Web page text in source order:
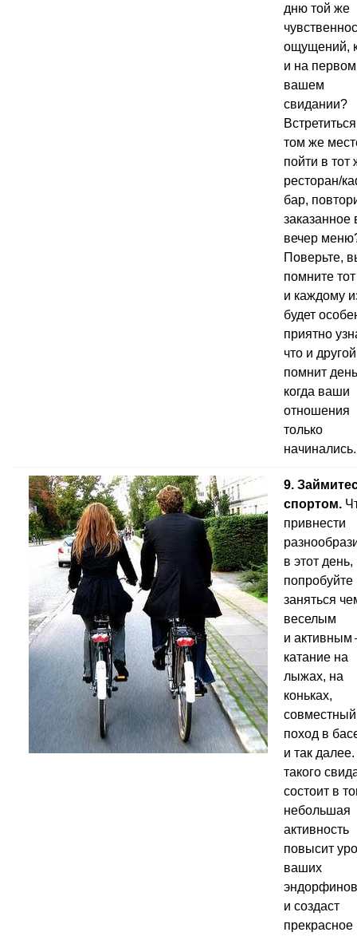
дню той же
ощущений,
и на первом
вашем
свидании?
том же
пойти в тот
ресторан/​
бар,
заказанное
вечер
Поверьте,
помните
и каждому
будет
приятно
что и другой
помнит
когда ваши
отношения
только
начинались.
9.
спортом.
привнести
в этот день,
попробуйте
заняться
веселым
и
катание на
лыжах, на
коньках,
совместный
поход в
и так
такого
состоит в
небольшая
активность
повысит
ваших
эндорфинов
и создаст
прекрасное